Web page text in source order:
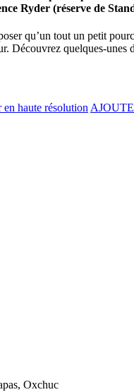
Ryder (réserve de
qu’un tout un petit
Découvrez quelques-unes
en haute résolution
Oxchuc